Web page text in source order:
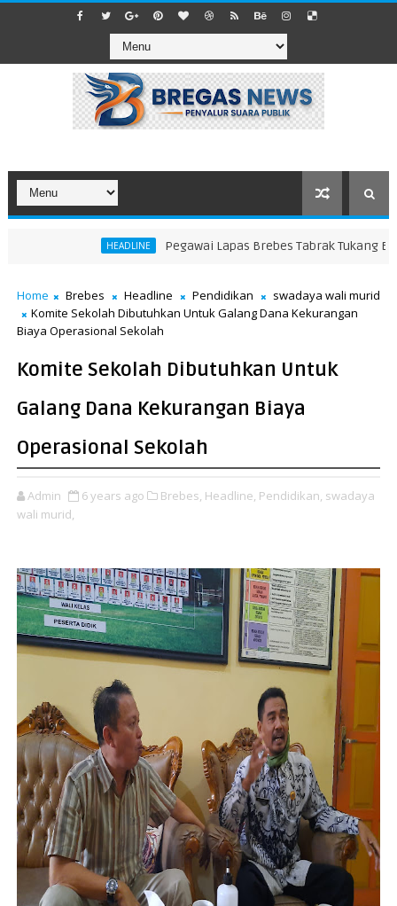
HEADLINE Pegawai Lapas Brebes Tabrak Tukang
Home Brebes Headline Pendidikan
swadaya wali murid
Komite Sekolah Dibutuhkan Untuk Galang Dana Kekurangan
Biaya Operasional Sekolah
Komite Sekolah Dibutuhkan Untuk
Galang Dana Kekurangan Biaya
Operasional Sekolah
Admin 6 years ago Brebes, Headline, Pendidikan, swadaya
wali murid,